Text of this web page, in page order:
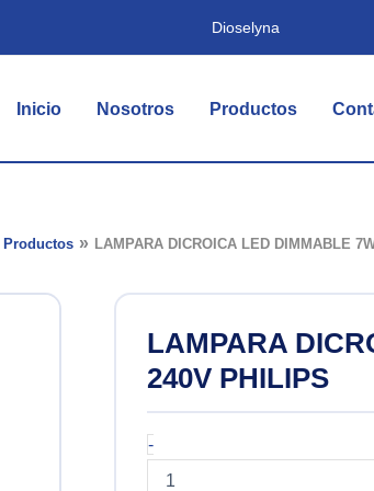
Dioselyna
Inicio Nosotros Productos
Productos LAMPARA DICROICA LED DIMMABLE
LAMPARA
240V PHILIPS
-LAMPARA
DICROICA
LED